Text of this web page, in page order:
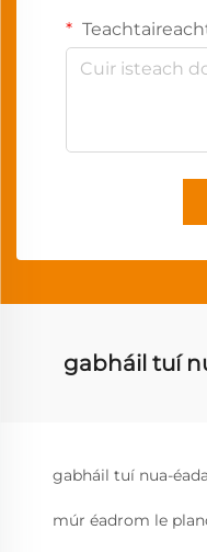
gabháil tuí
gabháil tuí nua-
múr éadrom le